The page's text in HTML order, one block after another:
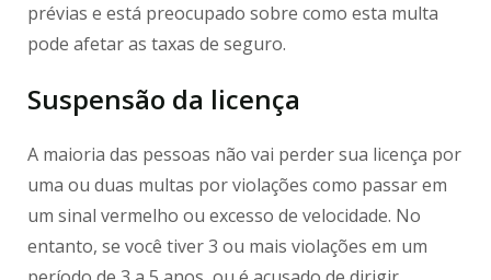
prévias e está preocupado sobre como esta multa
pode afetar as taxas de seguro.
Suspensão da licença
A maioria das pessoas não vai perder sua licença por
uma ou duas multas por violações como passar em
um sinal vermelho ou excesso de velocidade. No
entanto, se você tiver 3 ou mais violações em um